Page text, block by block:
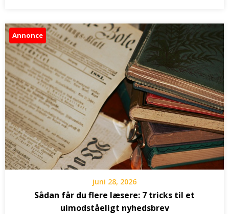
Annonce
juni 28, 2026
Sådan får du flere læsere: 7 tricks til et
uimodståeligt nyhedsbrev